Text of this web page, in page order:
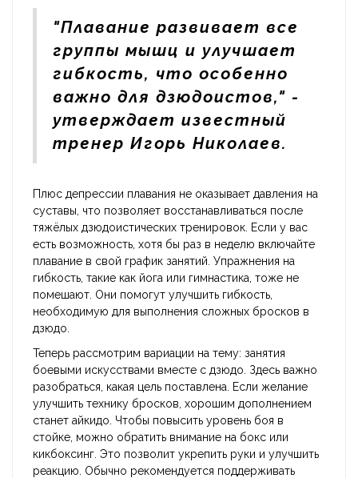
"Плавание развивает все
группы мышц и улучшает
гибкость, что особенно
важно для дзюдоистов," -
утверждает известный
тренер Игорь Николаев.
Плюс депрессии плавания не оказывает давления на
суставы, что позволяет восстанавливаться после
тяжёлых дзюдоистических тренировок. Если у вас
есть возможность, хотя бы раз в неделю включайте
плавание в свой график занятий. Упражнения на
гибкость, такие как йога или гимнастика, тоже не
помешают. Они помогут улучшить гибкость,
необходимую для выполнения сложных бросков в
дзюдо.
Теперь рассмотрим вариации на тему: занятия
боевыми искусствами вместе с дзюдо. Здесь важно
разобраться, какая цель поставлена. Если желание
улучшить технику бросков, хорошим дополнением
станет айкидо. Чтобы повысить уровень боя в
стойке, можно обратить внимание на бокс или
кикбоксинг. Это позволит укрепить руки и улучшить
реакцию. Обычно рекомендуется поддерживать